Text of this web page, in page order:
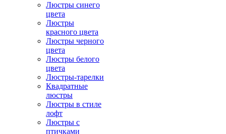
Люстры синего
цвета
Люстры
красного цвета
Люстры черного
цвета
Люстры белого
цвета
Люстры-тарелки
Квадратные
люстры
Люстры в стиле
лофт
Люстры с
птичками